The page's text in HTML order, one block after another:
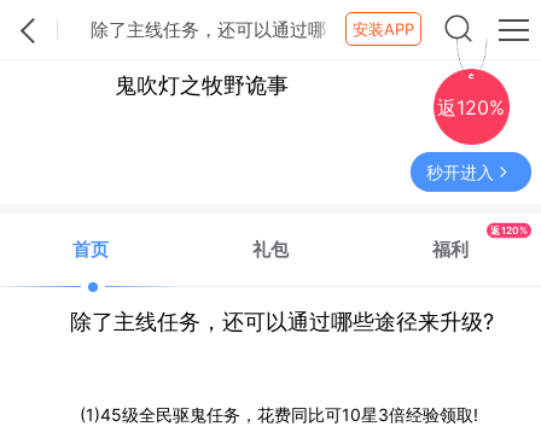
除了主线任务，还可以通过哪
些途径来升级?
安装APP
鬼吹灯之牧野诡事
返120%
秒开进入
首页 礼包 福利
返120%
除了主线任务，还可以通过哪些途径来升级?
(1)45级全民驱鬼任务，花费同比可10星3倍经验领取!